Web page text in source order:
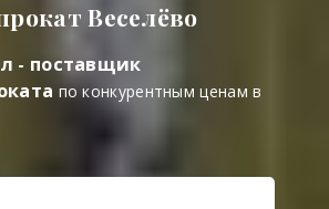
Веселёво
- поставщик
по конкурентным ценам в